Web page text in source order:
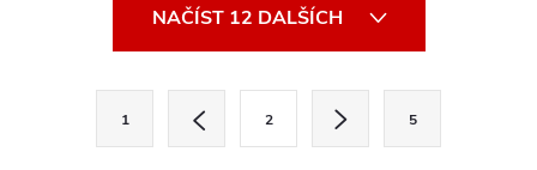
AMD Ryzen™ 7 260 (8...
+ 2LPE) / 22...
NAČÍST 12 DALŠÍCH
1 2 5